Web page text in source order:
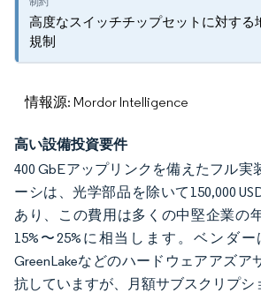
高度なスイッチチップセットに対する
規制
情報源: Mordor Intelligence
高い設備投資要件
400 GbEアップリンクを備えたフル実
ーシは、光学部品を除いて150,000
あり、この費用は多くの中堅企業の
15%〜25%に相当します。ベンダー
GreenLakeなどのハードウェアアズア
抗していますが、月額サブスクリプシ